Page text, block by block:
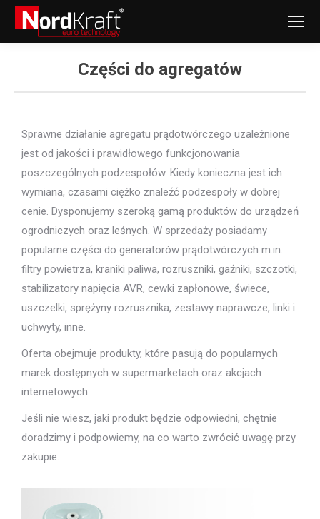
Części do agregatów
Sprawne działanie agregatu prądotwórczego uzależnione
jest od jakości i prawidłowego funkcjonowania
poszczególnych podzespołów. Kiedy konieczna jest ich
wymiana, czasami ciężko znaleźć podzespoły w dobrej
cenie. Dysponujemy szeroką gamą produktów do urządzeń
ogrodniczych oraz leśnych. W sprzedaży posiadamy
popularne części do generatorów prądotwórczych m.in.:
filtry powietrza, kraniki paliwa, rozruszniki, gaźniki, szczotki,
stabilizatory napięcia AVR, cewki zapłonowe, świece,
uszczelki, sprężyny rozrusznika, zestawy naprawcze, linki i
uchwyty, inne.
Oferta obejmuje produkty, które pasują do popularnych
marek dostępnych w supermarketach oraz akcjach
internetowych.
Jeśli nie wiesz, jaki produkt będzie odpowiedni, chętnie
doradzimy i podpowiemy, na co warto zwrócić uwagę przy
zakupie.